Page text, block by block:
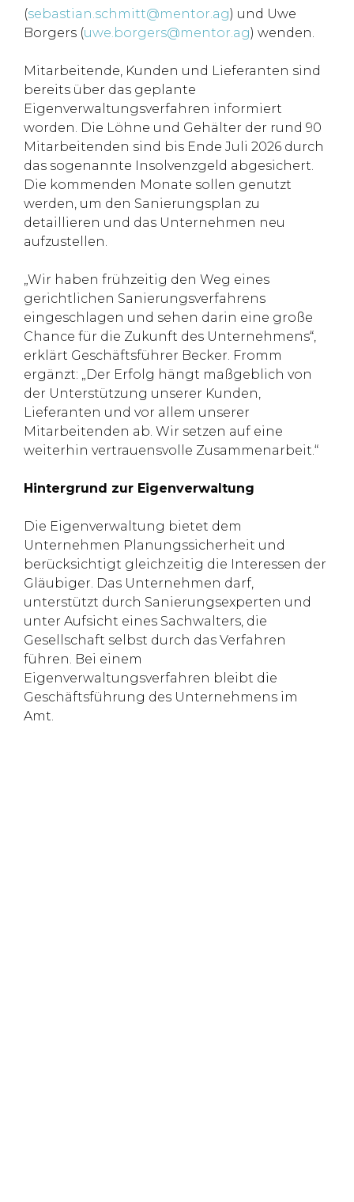
(sebastian.schmitt@mentor.ag) und Uwe
Borgers (uwe.borgers@mentor.ag) wenden.
Mitarbeitende, Kunden und Lieferanten sind
bereits über das geplante
Eigenverwaltungsverfahren informiert
worden. Die Löhne und Gehälter der rund 90
Mitarbeitenden sind bis Ende Juli 2026 durch
das sogenannte Insolvenzgeld abgesichert.
Die kommenden Monate sollen genutzt
werden, um den Sanierungsplan zu
detaillieren und das Unternehmen neu
aufzustellen.
„Wir haben frühzeitig den Weg eines
gerichtlichen Sanierungsverfahrens
eingeschlagen und sehen darin eine große
Chance für die Zukunft des Unternehmens“,
erklärt Geschäftsführer Becker. Fromm
ergänzt: „Der Erfolg hängt maßgeblich von
der Unterstützung unserer Kunden,
Lieferanten und vor allem unserer
Mitarbeitenden ab. Wir setzen auf eine
weiterhin vertrauensvolle Zusammenarbeit.“
Hintergrund zur Eigenverwaltung
Die Eigenverwaltung bietet dem
Unternehmen Planungssicherheit und
berücksichtigt gleichzeitig die Interessen der
Gläubiger. Das Unternehmen darf,
unterstützt durch Sanierungsexperten und
unter Aufsicht eines Sachwalters, die
Gesellschaft selbst durch das Verfahren
führen. Bei einem
Eigenverwaltungsverfahren bleibt die
Geschäftsführung des Unternehmens im
Amt.